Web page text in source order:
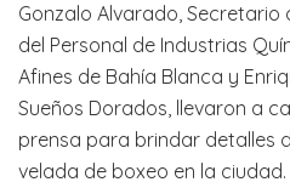
Gonzalo Alvarado,
del Personal de Industrias
Afines de Bahía Blanca y
Sueños Dorados, llevaron a
prensa para brindar detalles
velada de boxeo en la ciudad.